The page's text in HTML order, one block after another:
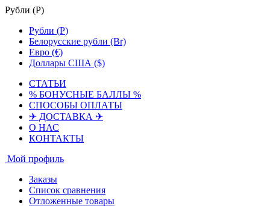
Рубли (Р)
Рубли (Р)
Белорусские рубли (Br)
Евро (€)
Доллары США ($)
СТАТЬИ
% БОНУСНЫЕ БАЛЛЫ %
СПОСОБЫ ОПЛАТЫ
✈ ДОСТАВКА ✈
О НАС
КОНТАКТЫ
Мой профиль
Заказы
Список сравнения
Отложенные товары